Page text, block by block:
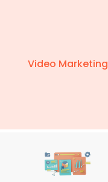
Video Marketing